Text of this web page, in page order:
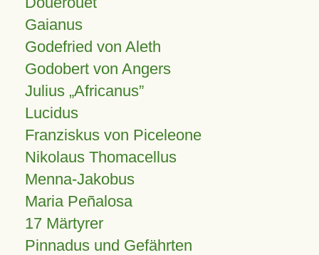
Gaianus
Godefried von Aleth
Godobert von Angers
Julius Africanus
Lucidus
Franziskus von Piceleone
Nikolaus Thomacellus
Menna-Jakobus
Maria Peñalosa
17 Märtyrer
Pinnadus und Gefährten